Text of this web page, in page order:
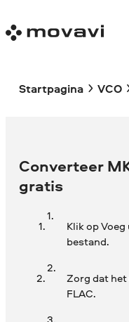
Startpagina VCO
Converteer
gratis
Klik op
bestand.
Zorg dat
FLAC.